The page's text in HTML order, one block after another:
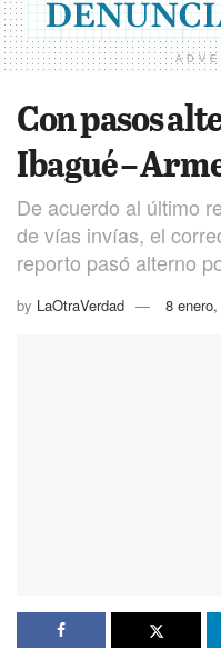
Con pasos
Ibagué –
De acuerdo al último
de vías invías, el
reporto pasó alterno
by LaOtraVerdad 8